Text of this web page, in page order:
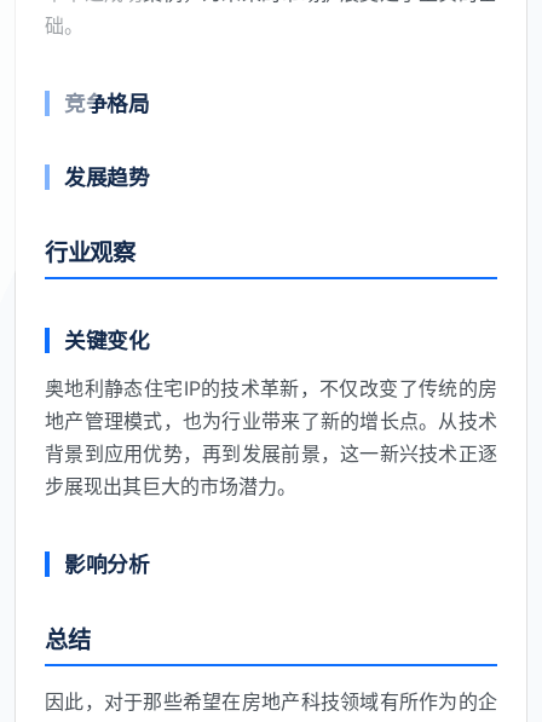
础。
竞争格局
发展趋势
行业观察
关键变化
奥地利静态住宅IP的技术革新，不仅改变了传统的房
地产管理模式，也为行业带来了新的增长点。从技术
背景到应用优势，再到发展前景，这一新兴技术正逐
步展现出其巨大的市场潜力。
影响分析
总结
因此，对于那些希望在房地产科技领域有所作为的企